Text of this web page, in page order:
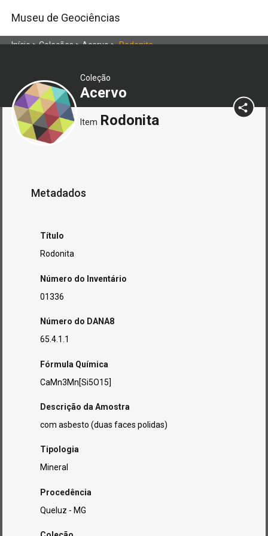
Museu de Geociências
Início>Coleções>Acervo>Rodonita
Coleção
Acervo
Item Rodonita
Metadados
Título
Rodonita
Número do Inventário
01336
Número do DANA8
65.4.1.1
Fórmula Química
CaMn3Mn[Si5O15]
Descrição da Amostra
com asbesto (duas faces polidas)
Tipologia
Mineral
Procedência
Queluz - MG